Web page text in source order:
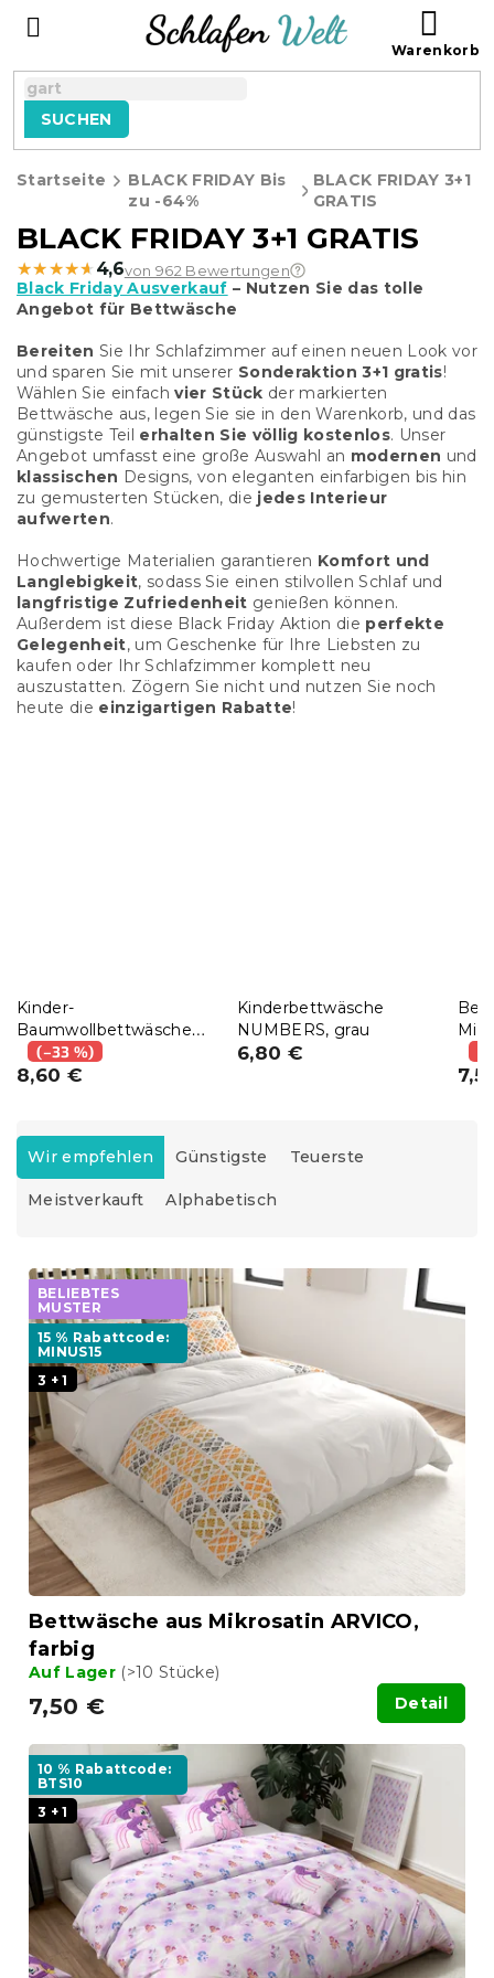
SUCHEN
Startseite
BLACK FRIDAY Bis
zu -64%
BLACK FRIDAY 3+1
GRATIS
BLACK FRIDAY 3+1 GRATIS
★★★★★
★★★★★ 4,6von 962 Bewertungen
Black Friday Ausverkauf – Nutzen Sie das tolle
Angebot für Bettwäsche
Bereiten Sie Ihr Schlafzimmer auf einen neuen Look vor
und sparen Sie mit unserer Sonderaktion 3+1 gratis!
Wählen Sie einfachvier Stück der markierten
Bettwäsche aus, legen Sie sie in den Warenkorb, und das
günstigste Teil erhalten Sie völlig kostenlos. Unser
Angebot umfasst eine große Auswahl an modernen und
klassischen Designs, von eleganten einfarbigen bis hin
zu gemusterten Stücken, die jedes Interieur
aufwerten.
Hochwertige Materialien garantieren Komfort und
Langlebigkeit, sodass Sie einen stilvollen Schlaf und
langfristige Zufriedenheit genießen können.
Außerdem ist diese Black Friday Aktion die perfekte
Gelegenheit, um Geschenke für Ihre Liebsten zu
kaufen oder Ihr Schlafzimmer komplett neu
auszustatten. Zögern Sie nicht und nutzen Sie noch
heute die einzigartigen Rabatte!
Kinder-
Baumwollbettwäsche
MY LITTLE PONY
STARS weiß
(–33 %)
8,60 €
Kinderbettwäsche
NUMBERS, grau
6,80 €
P
o
d
o
e
u
n
g
Wir empfehlen Günstigste Teuerste
Meistverkauft Alphabetisch
L
e
d
e
P
o
d
u
k
BELIEBTES
MUSTER
15 % Rabattcode:
MINUS15
3 + 1
Bettwäsche aus Mikrosatin ARVICO,
farbig
Auf Lager (>10 Stücke)
7,50 € Detail
10 % Rabattcode:
BTS10
3 + 1